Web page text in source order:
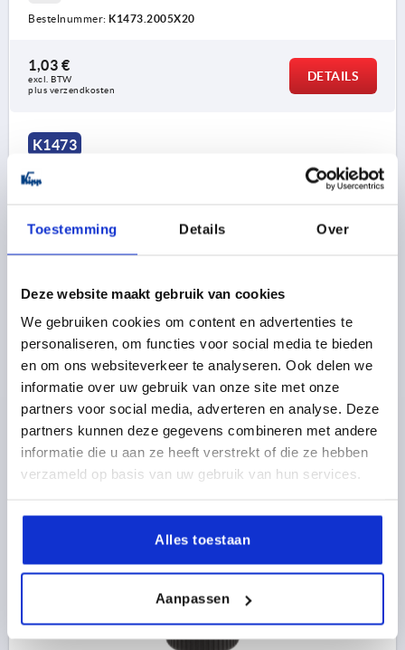
Toestemming Details Over
Deze website maakt gebruik van cookies
We gebruiken cookies om content en advertenties te
personaliseren, om functies voor social media te bieden
en om ons websiteverkeer te analyseren. Ook delen we
informatie over uw gebruik van onze site met onze
partners voor social media, adverteren en analyse. Deze
partners kunnen deze gegevens combineren met andere
informatie die u aan ze heeft verstrekt of die ze hebben
verzameld op basis van uw gebruik van hun services.
Alles toestaan
Aanpassen
Bestelnummer: K1473.2005X20
1,03 €
excl. BTW
plus verzendkosten
DETAILS
K1473
KARTELSCHROEF D=M06X10, D1=25, H=17,
THERMOPLAST ANTRACIETGRIJS RAL7021,
BEST:AUTOMATENSTAAL BP BLAUW GEPASSIVEERD
SCHROEFDRAAD=M6
BUITENDIAMETER=25
MATERIAAL COMPONENT=AUTOMATENSTAAL
SCHROEFDRAADLENGTE=10
D3=12
HOOGTE=17
K=10
Bestelnummer: K1473.2506X10
excl. BTW
DETAILS